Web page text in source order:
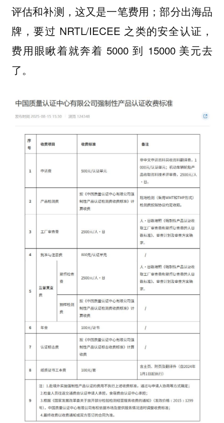
评估和补测，这又是一笔费用；部分出海品
牌，要过 NRTL/IECEE 之类的安全认证，
费用眼瞅着就奔着 5000 到 15000 美元去
了。